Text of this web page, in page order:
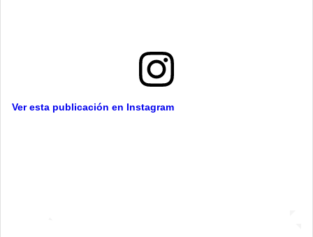
Ver esta publicación en Instagram